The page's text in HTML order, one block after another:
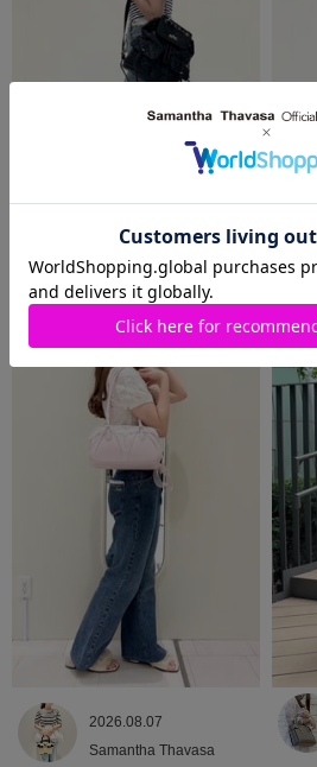
2026.08.09
Samantha Thavasa
2026.08.07
Samantha Thavasa